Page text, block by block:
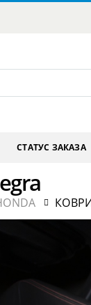
СТАТУС ЗАКАЗА